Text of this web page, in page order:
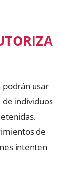
podrán usar
de individuos
de
intenten